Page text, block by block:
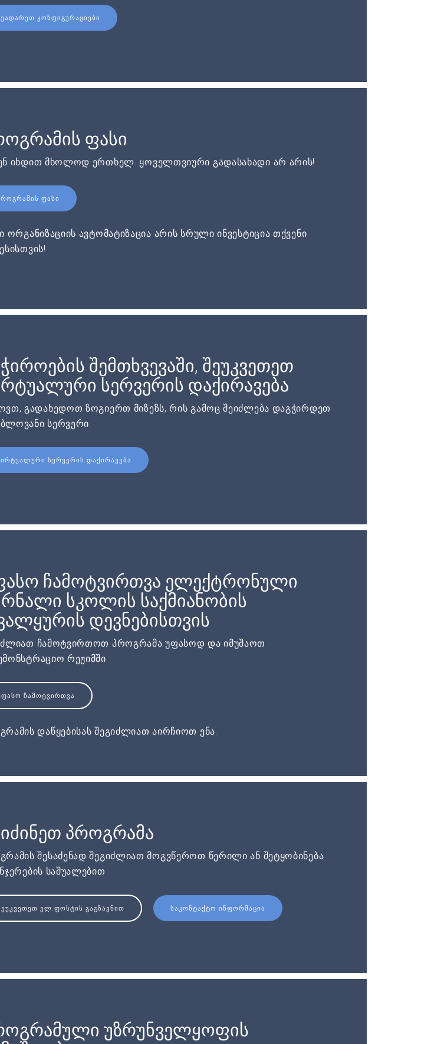
ᲙᲝᲜᲤᲘᲒᲣᲠᲐᲪᲘᲔᲑᲘ
ფასი
იხდით მხოლოდ ერთხელ. ყოველთვიური გადასახადი არ არის!
ᲤᲐᲡᲘ
ორგანიზაციის ავტომატიზაცია არის სრული ინვესტიცია თქვენი
შემთხვევაში, შეუკვეთეთ
სერვერის დაქირავება
გადახედოთ ზოგიერთ მიზეზს, რის გამოც შეიძლება დაგჭირდეთ
სერვერი.
ᲡᲔᲠᲕᲔᲠᲘᲡ ᲓᲐᲥᲘᲠᲐᲕᲔᲑᲐ
ჩამოტვირთვა ელექტრონული
სკოლის საქმიანობის
დევნებისთვის
ჩამოტვირთოთ პროგრამა უფასოდ და იმუშაოთ
რეჟიმში
ᲩᲐᲛᲝᲢᲕᲘᲠᲗᲕᲐ
დაწყებისას შეგიძლიათ აირჩიოთ ენა.
პროგრამა
შესაძენად შეგიძლიათ მოგვწეროთ წერილი ან შეტყობინება
საშუალებით
ᲔᲚ.ᲤᲝᲡᲢᲘᲡ ᲒᲐᲒᲖᲐᲕᲜᲘᲗ ᲡᲐᲙᲝᲜᲢᲐᲥᲢᲝ ᲘᲜᲤᲝᲠᲛᲐᲪᲘᲐ
უზრუნველყოფის